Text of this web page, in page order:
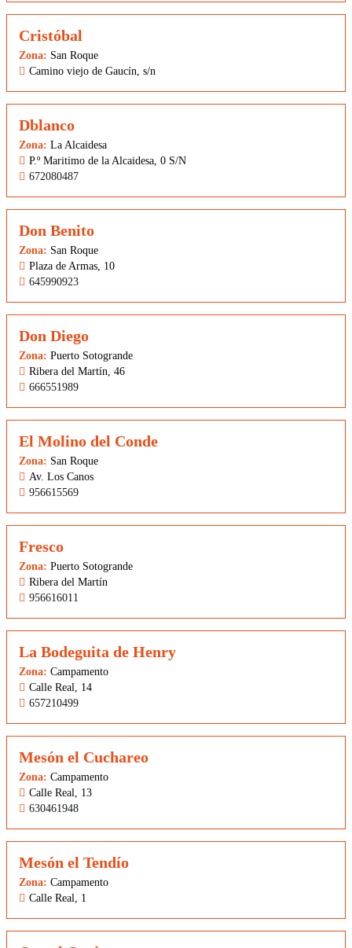
Cristóbal
Zona: San Roque
Camino viejo de Gaucín, s/n
Dblanco
Zona: La Alcaidesa
P.º Maritimo de la Alcaidesa, 0 S/N
672080487
Don Benito
Zona: San Roque
Plaza de Armas, 10
645990923
Don Diego
Zona: Puerto Sotogrande
Ribera del Martín, 46
666551989
El Molino del Conde
Zona: San Roque
Av. Los Canos
956615569
Fresco
Zona: Puerto Sotogrande
Ribera del Martín
956616011
La Bodeguita de Henry
Zona: Campamento
Calle Real, 14
657210499
Mesón el Cuchareo
Zona: Campamento
Calle Real, 13
630461948
Mesón el Tendío
Zona: Campamento
Calle Real, 1